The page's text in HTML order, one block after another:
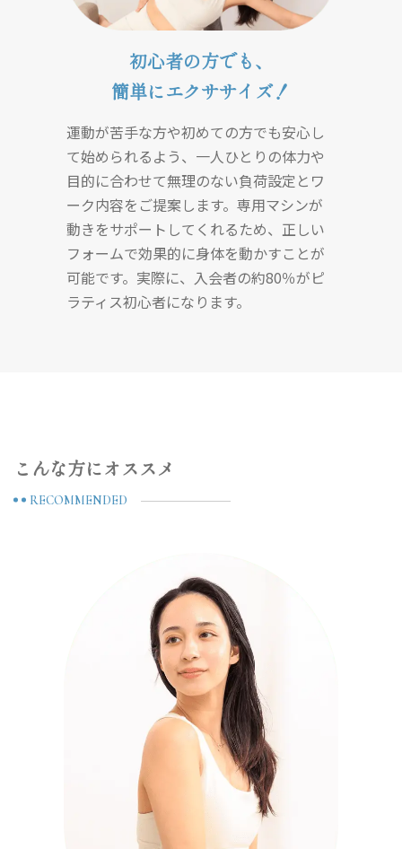
初心者の方でも、
簡単にエクササイズ！
運動が苦手な方や初めての方でも安心し
て始められるよう、一人ひとりの体力や
目的に合わせて無理のない負荷設定とワ
ーク内容をご提案します。専用マシンが
動きをサポートしてくれるため、正しい
フォームで効果的に身体を動かすことが
可能です。実際に、入会者の約80％がピ
ラティス初心者になります。
こんな方にオススメ
RECOMMENDED